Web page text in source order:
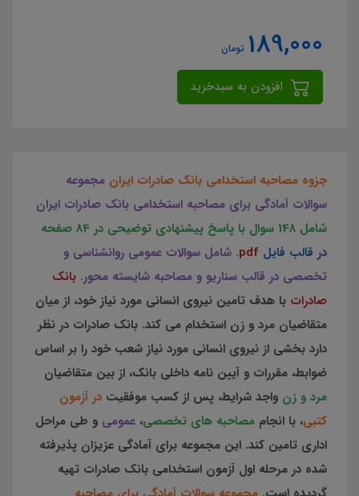
189,000 تومان
جزوه مصاحبه استخدامی بانک صادرات ایران مجموعه
سوالات آمادگی برای مصاحبه استخدامی بانک صادرات ایران
شامل 148 سوال با پاسخ پیشنهادی توضیحی در 84 صفحه
در قالب فایل pdf. شامل سوالات عمومی روانشناسی و
تخصصی در قالب سناریو و مصاحبه شایسته محور. بانک
صادرات با هدف تامین نیروی انسانی مورد نیاز خود، از میان
متقاضیان مرد و زن استخدام می کند. بانک صادرات در نظر
دارد بخشی از نیروی انسانی مورد نیاز شعب خود را بر اساس
ضوابط، مقررات و آیین نامه داخلی بانک، از بین متقاضیان
مرد و زن واجد شرایط، پس از کسب موفقیت در آزمون
کتبی، با انجام مصاحبه های تخصصی، عمومی و طی مراحل
اداری تامین کند. این مجموعه برای آمادگی عزیزان پذیرفته
شده در مرحله اول آزمون استخدامی بانک صادرات تهیه